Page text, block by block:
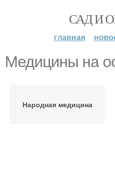
САД И
главная
Медицины на
Народная медицина